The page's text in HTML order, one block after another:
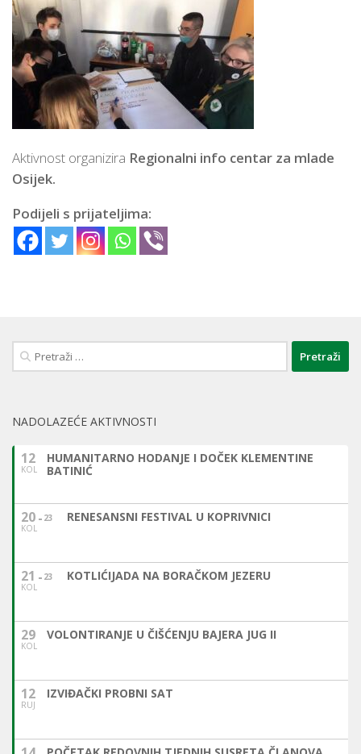
Aktivnost organizira Regionalni info centar za mlade
Osijek.
Podijeli s prijateljima:
Pretraži:
NADOLAZEĆE AKTIVNOSTI
12
KOL
HUMANITARNO HODANJE I DOČEK KLEMENTINE
BATINIĆ
20
KOL
23 RENESANSNI FESTIVAL U KOPRIVNICI
21
KOL
23 KOTLIĆIJADA NA BORAČKOM JEZERU
29
KOL
VOLONTIRANJE U ČIŠĆENJU BAJERA JUG II
12
RUJ
IZVIĐAČKI PROBNI SAT